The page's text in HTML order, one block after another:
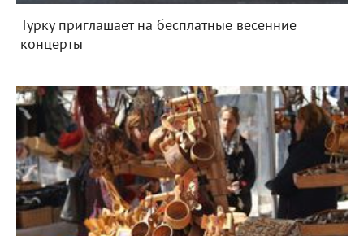
Турку приглашает на бесплатные весенние
концерты